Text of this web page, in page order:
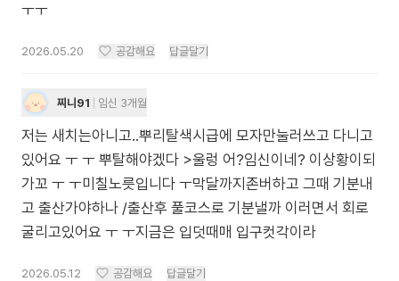
ㅜㅜ
2026.05.20 공감해요 답글달기
찌니91 임신 3개월
저는 새치는아니고..뿌리탈색시급에 모자만눌러쓰고 다니고
있어요 ㅜ ㅜ 뿌탈해야겠다 >울렁 어?임신이네? 이상황이되
가꼬 ㅜ ㅜ미칠노릇입니다 ㅜ막달까지존버하고 그때 기분내
고 출산가야하나 /출산후 풀코스로 기분낼까 이러면서 회로
굴리고있어요 ㅜ ㅜ지금은 입덧때매 입구컷각이라
2026.05.12 공감해요 답글달기